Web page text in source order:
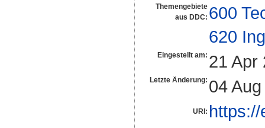
Themengebiete
aus DDC: 600
620
Eingestellt am: 21 Apr
Letzte Änderung: 04
URI: